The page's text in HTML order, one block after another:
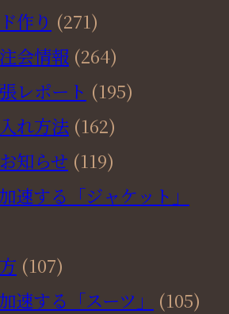
作り (271)
会情報 (264)
レポート (195)
れ方法 (162)
知らせ (119)
速する「ジャケット」
(107)
速する「スーツ」
(105)